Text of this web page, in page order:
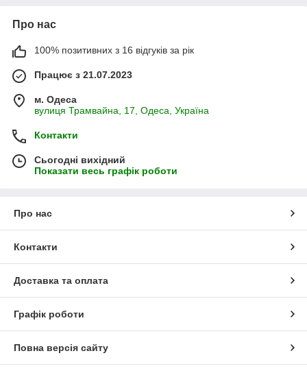
Про нас
100% позитивних з 16 відгуків за рік
Працює з 21.07.2023
м. Одеса
вулиця Трамвайна, 17, Одеса, Україна
Контакти
Сьогодні вихідний
Показати весь графік роботи
Про нас
Контакти
Доставка та оплата
Графік роботи
Повна версія сайту